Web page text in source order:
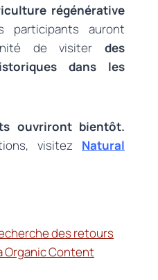
régénérative
participants auront
de visiter des
dans les
ouvriront bientôt.
visitez Natural
des retours
Organic Content